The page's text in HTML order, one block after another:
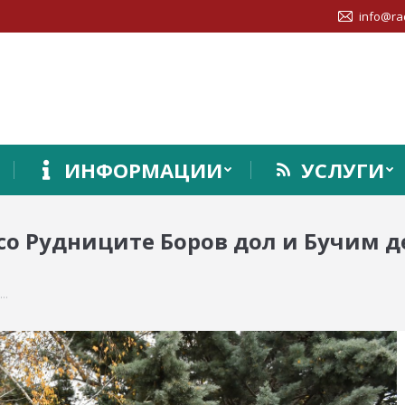
ИНФОРМАЦИИ УСЛУГИ
Рудниците Боров дол и Бучим